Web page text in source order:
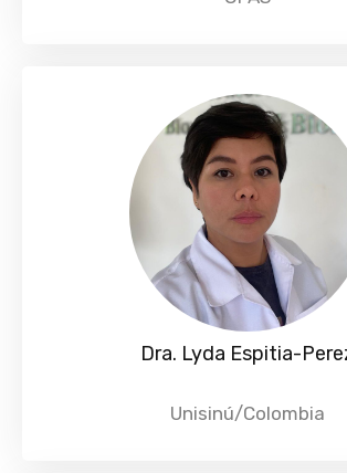
Dra. Lyda Espitia-
Unisinú/Colombia